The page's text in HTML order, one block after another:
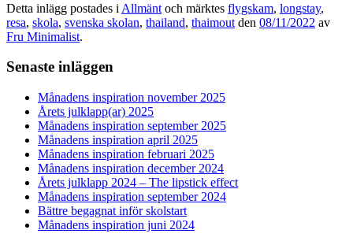
Detta inlägg postades i Allmänt och märktes flygskam, longstay,
resa, skola, svenska skolan, thailand, thaimout den 08/11/2022 av
Fru Minimalist.
Senaste inläggen
Månadens inspiration november 2025
Årets julklapp(ar) 2025
Månadens inspiration september 2025
Månadens inspiration april 2025
Månadens inspiration februari 2025
Månadens inspiration december 2024
Årets julklapp 2024 – The lipstick effect
Månadens inspiration september 2024
Bättre begagnat inför skolstart
Månadens inspiration juni 2024